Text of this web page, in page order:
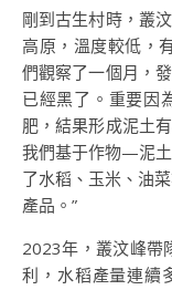
剛到古生村時，叢
高原，溫度較低，
們觀察了一個月，
已經黑了。重要因
肥，結果形成泥土
我們基于作物—泥
了水稻、玉米、油
產品。”
2023年，叢汶峰帶
利，水稻產量連續